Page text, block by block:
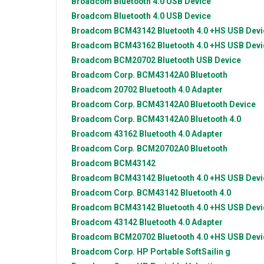
Broadcom Bluetooth 4.0 USB Device
Broadcom BCM43142 Bluetooth 4.0 +HS USB
Broadcom BCM43162 Bluetooth 4.0 +HS USB
Broadcom BCM20702 Bluetooth USB Device
Broadcom Corp. BCM43142A0 Bluetooth
Broadcom 20702 Bluetooth 4.0 Adapter
Broadcom Corp. BCM43142A0 Bluetooth Device
Broadcom Corp. BCM43142A0 Bluetooth 4.0
Broadcom 43162 Bluetooth 4.0 Adapter
Broadcom Corp. BCM20702A0 Bluetooth
Broadcom BCM43142
Broadcom BCM43142 Bluetooth 4.0 +HS USB
Broadcom Corp. BCM43142 Bluetooth 4.0
Broadcom BCM43142 Bluetooth 4.0 +HS USB
Broadcom 43142 Bluetooth 4.0 Adapter
Broadcom BCM20702 Bluetooth 4.0 +HS USB
Broadcom Corp. HP Portable SoftSailin g